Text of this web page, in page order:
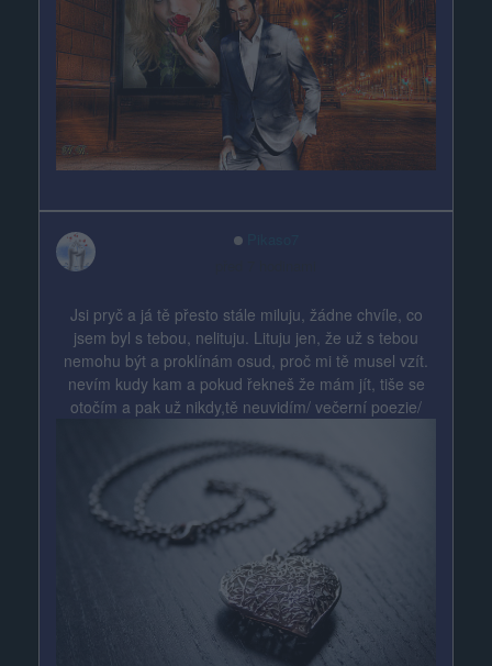
Jsi pryč a já tě přesto stále miluju, žádne chvíle, co
jsem byl s tebou, nelituju. Lituju jen, že už s tebou
nemohu být a proklínám osud, proč mi tě musel vzít.
nevím kudy kam a pokud řekneš že mám jít, tiše se
otočím a pak už nikdy,tě neuvidím/ večerní poezie/